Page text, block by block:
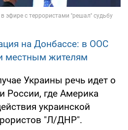
на Донбассе: в ООС
местным жителям
Украины речь идет о
России, где Америка
украинской
"Л/ДНР".